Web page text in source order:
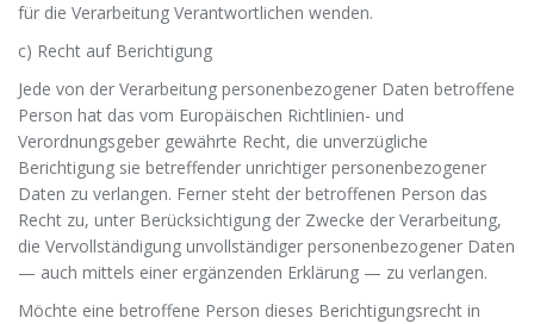
für die Verarbeitung Verantwortlichen wenden.
c) Recht auf Berichtigung
Jede von der Verarbeitung personenbezogener Daten betroffene
Person hat das vom Europäischen Richtlinien- und
Verordnungsgeber gewährte Recht, die unverzügliche
Berichtigung sie betreffender unrichtiger personenbezogener
Daten zu verlangen. Ferner steht der betroffenen Person das
Recht zu, unter Berücksichtigung der Zwecke der Verarbeitung,
die Vervollständigung unvollständiger personenbezogener Daten
— auch mittels einer ergänzenden Erklärung — zu verlangen.
Möchte eine betroffene Person dieses Berichtigungsrecht in